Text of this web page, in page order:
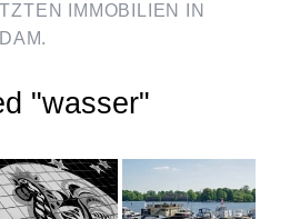
IMMOBILIEN IN
"wasser"